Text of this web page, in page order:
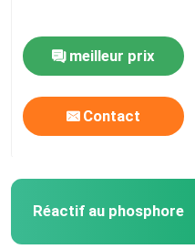
Contactez-nous
Nouvelles
CAS
meilleur prix
Contact
Réactif au phosphore